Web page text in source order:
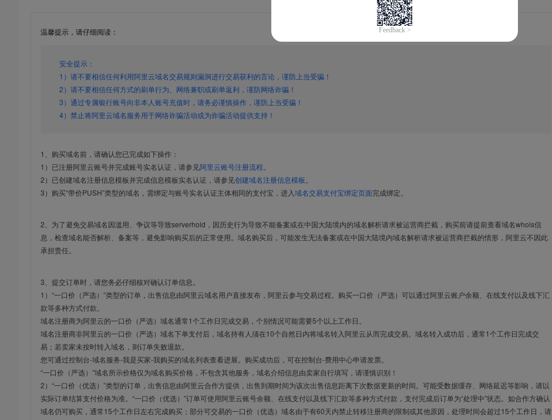
温馨提示，请仔细阅读：
安全提示：
1）请不要相信任何利用阿里云域名交易规则漏洞进行交易获利的言论，谨防上当受骗！
2）请不要相信任何方式的刷单行为、网络兼职或刷单返利，谨防网络诈骗！
3）通过专属银行账号向非本人账号充值时，请务必谨慎操作，谨防上当受骗！
4）禁止将阿里云域名服务用于网络诈骗活动或为诈骗活动提供支持！
1、购买域名前，请确认您已完成如下操作：
1）已注册阿里云账号并完成账号实名认证，请参见阿里云账号注册流程
2）已创建域名注册信息模板并完成信息模板实名认证，请参见创建域名注册信息模板
3）购买“带价PUSH”类型的域名，需绑定与账号实名认证主体相同的支付宝，进入域名交易支付宝绑定页面完成绑定。
2、为了避免交易域名因滥用、争议等导致serverhold，因历史行为导致不能备案或在中国大陆境内的域名解析请求被运营商拦截，购买前请提前查看域名whois信
息，检查域名能否解析、备案等，避免影响购买后的正常使用。域名购买后，可能发生无法备案或在中国大陆境内域名解析请求被运营商拦截的情形，阿里云不因此
承担责任。
3、提交订单时，请您务必仔细核对确认订单信息。
1）“一口价（严选）”类型的订单，出售信息由阿里云域名用户直接发布，阿里云参与交易过程。购买一口价（严选）可以通过阿里云账户余额、在线支付以及线下汇
款等多种方式付款。
域名注册商为阿里云的一口价（严选）域名通常1个工作日完成交易，个别情况可能需要5个以上工作日。
域名注册商非阿里云的一口价（严选）域名下单支付后，域名持有人须在10个自然日内将域名转入阿里云从而完成交易。域名转入成功后，通常1个工作日完成交
易；若卖家未按时转入域名，则订单失败退款。
您可通过控制台-域名服务-我是买家-我购买的域名列表查看进展。购买成功后，可在控制台-费用中心申请发票。
“一口价（严选）”域名所示价格仅为域名购买价格，不包含其他服务，域名介绍信息由卖家自行填写，请谨慎识别！
2）“一口价（优选）”类型的订单，出售信息由阿里云合作方提供，出售到期时间为该次出售信息距离下次数据更新的时间。可能受数据缓存、网络延迟等影响，请以
实际订单结算支付价格为准。“一口价（优选）”订单可使用阿里云账号余额、在线支付以及线下汇款等多种方式付款，支付完成后订单为“处理中”状态。如合作方确认
域名仍可购买，通常15个工作日左右完成购买；部分可交易的一口价（优选）域名由于有60天内禁止转移注册商的限制或其他原因，处理时间会超过15个工作日，请